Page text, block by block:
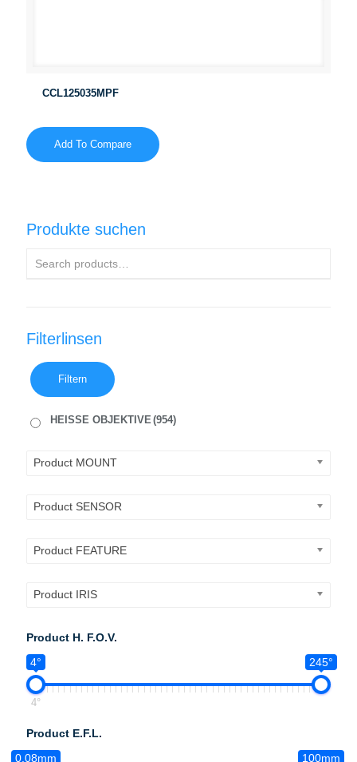
CCL125035MPF
Add To Compare
Produkte suchen
Filterlinsen
Filtern
HEISSE OBJEKTIVE(954)
Product MOUNT
Product SENSOR
Product FEATURE
Product IRIS
Product H. F.O.V.
4°
245°
4°
Product E.F.L.
0.08mm
100mm